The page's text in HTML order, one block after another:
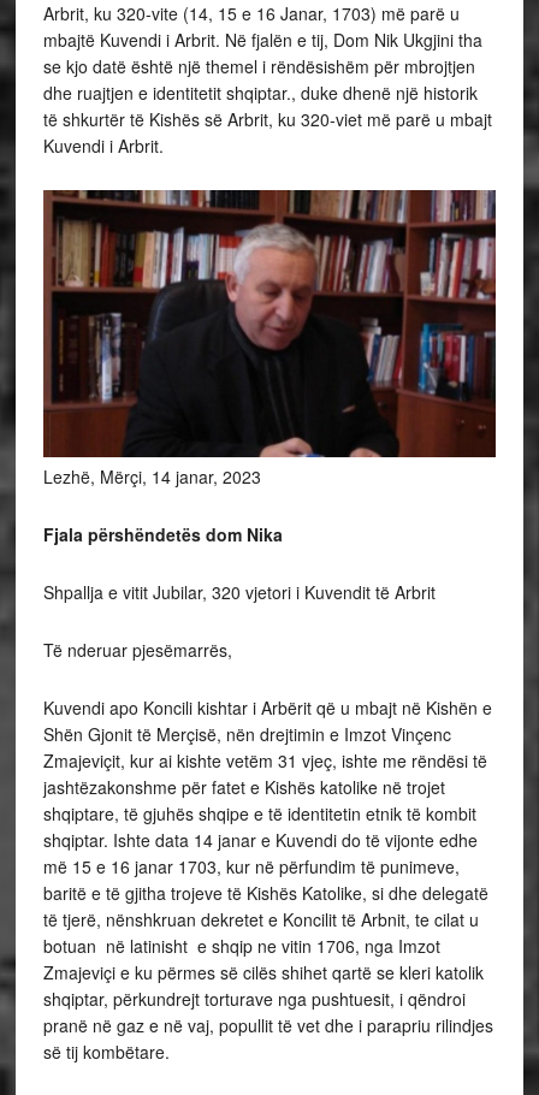
Arbrit, ku 320-vite (14, 15 e 16 Janar, 1703) më parë u
mbajtë Kuvendi i Arbrit. Në fjalën e tij, Dom Nik Ukgjini tha
se kjo datë është një themel i rëndësishëm për mbrojtjen
dhe ruajtjen e identitetit shqiptar., duke dhenë një historik
të shkurtër të Kishës së Arbrit, ku 320-viet më parë u mbajt
Kuvendi i Arbrit.
Lezhë, Mërçi, 14 janar, 2023
Fjala përshëndetës dom Nika
Shpallja e vitit Jubilar, 320 vjetori i Kuvendit të Arbrit
Të nderuar pjesëmarrës,
Kuvendi apo Koncili kishtar i Arbërit që u mbajt në Kishën e
Shën Gjonit të Merçisë, nën drejtimin e Imzot Vinçenc
Zmajeviçit, kur ai kishte vetëm 31 vjeç, ishte me rëndësi të
jashtëzakonshme për fatet e Kishës katolike në trojet
shqiptare, të gjuhës shqipe e të identitetin etnik të kombit
shqiptar. Ishte data 14 janar e Kuvendi do të vijonte edhe
më 15 e 16 janar 1703, kur në përfundim të punimeve,
baritë e të gjitha trojeve të Kishës Katolike, si dhe delegatë
të tjerë, nënshkruan dekretet e Koncilit të Arbnit, te cilat u
botuan në latinisht e shqip ne vitin 1706, nga Imzot
Zmajeviçi e ku përmes së cilës shihet qartë se kleri katolik
shqiptar, përkundrejt torturave nga pushtuesit, i qëndroi
pranë në gaz e në vaj, popullit të vet dhe i parapriu rilindjes
së tij kombëtare.